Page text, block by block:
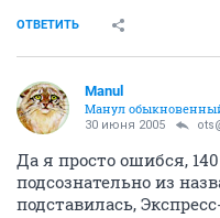
ОТВЕТИТЬ
Manul
Манул
30 июня 2005
Да я просто ошибся,
подсознательно из
подставилась,